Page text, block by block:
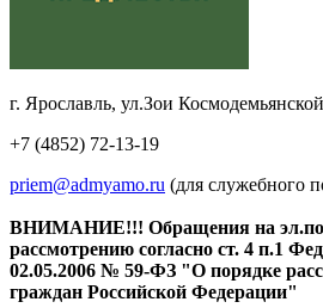
г. Ярославль, ул.Зои
+7 (4852) 72-13-19
priem@admyamo.ru (для служебного
ВНИМАНИЕ!!! Обращения на
рассмотрению согласно ст. 4 п.1
02.05.2006 № 59-ФЗ "О порядке
граждан Российской Федерации"